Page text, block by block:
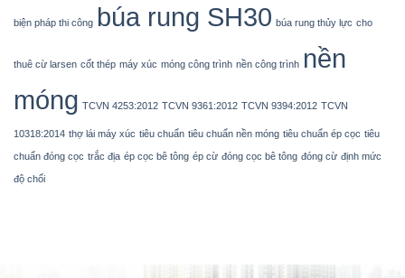
biện pháp thi công búa rung SH30 búa rung thủy lực cho
thuê cừ larsen cốt thép máy xúc móng công trình nền công trình nền
móng TCVN 4253:2012 TCVN 9361:2012 TCVN 9394:2012 TCVN
10318:2014 thợ lái máy xúc tiêu chuẩn tiêu chuẩn nền móng tiêu chuẩn ép cọc tiêu
chuẩn đóng cọc trắc địa ép cọc bê tông ép cừ đóng cọc bê tông đóng cừ định mức
độ chối